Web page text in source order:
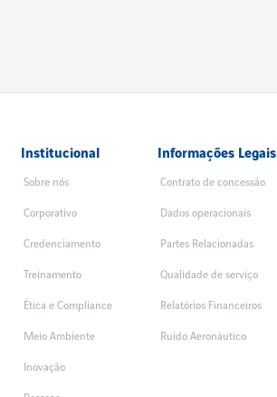
Institucional
Sobre nós
Corporativo
Credenciamento
Treinamento
Ética e Compliance
Meio Ambiente
Inovação
Informações Legais
Contrato de concessão
Dados operacionais
Partes Relacionadas
Qualidade de serviço
Relatórios Financeiros
Ruido Aeronáutico